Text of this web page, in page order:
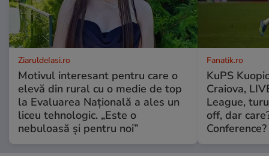
ZiaruldeIasi.ro
Motivul interesant pentru care o
elevă din rural cu o medie de top
la Evaluarea Națională a ales un
liceu tehnologic. „Este o
nebuloasă și pentru noi”
Fanatik.ro
KuPS
Craiova,
League,
off, dar
Conference?